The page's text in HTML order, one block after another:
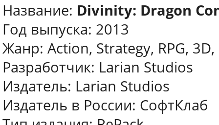
Название: Divinity: Dragon
Год выпуска: 2013
Жанр: Action, Strategy, RPG,
Разработчик: Larian Studios
Издатель: Larian Studios
Издатель в России: СофтКлаб